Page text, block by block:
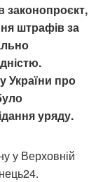
законопроєкт,
штрафів за
України про
уряду.
у Верховній